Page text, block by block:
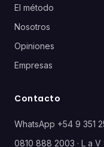
El método
Nosotros
Opiniones
Empresas
Contacto
WhatsApp +54 9 351
0810 888 2003 · L a V